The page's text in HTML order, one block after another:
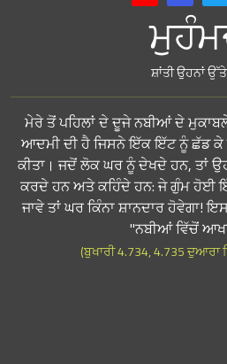
ਸ਼ਾਂਤੀ ਉਹਨਾਂ
"ਮੇਰੇ ਤੋਂ ਪਹਿਲਾਂ ਦੇ ਦੂਜੇ ਨਬੀਆਂ ਦੇ
ਆਦਮੀ ਦੀ ਹੈ ਜਿਸਨੇ ਇੱਕ ਇੱਟ ਨੂੰ ਛੱਡ
ਕੀਤਾ। ਜਦੋਂ ਲੋਕ ਘਰ ਨੂੰ ਦੇਖਦੇ ਹਨ, ਤਾਂ
ਕਰਦੇ ਹਨ ਅਤੇ ਕਹਿੰਦੇ ਹਨ: ਜੇ ਗੁੰਮ ਹੋਈ
ਜਾਵੇ ਤਾਂ ਘਰ ਕਿੰਨਾ ਸ਼ਾਨਦਾਰ
ਨਬੀਆਂ ਵਿੱਚੋਂ